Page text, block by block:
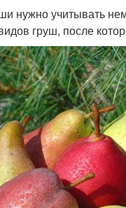
нужно учитывать
груш, после